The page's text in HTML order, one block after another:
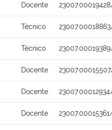
Docente
Técnico
Técnico
Docente
Docente
Docente